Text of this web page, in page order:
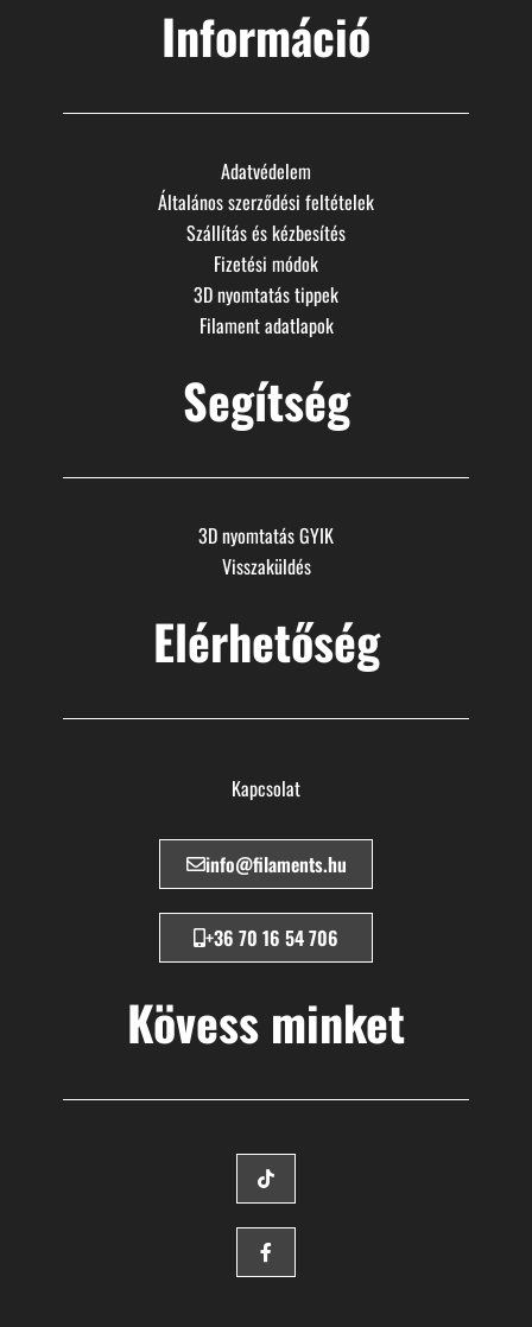
Információ
Adatvédelem
Általános szerződési feltételek
Szállítás és kézbesítés
Fizetési módok
3D nyomtatás tippek
Filament adatlapok
Segítség
3D nyomtatás GYIK
Visszaküldés
Elérhetőség
Kapcsolat
info@filaments.hu
+36 70 16 54 706
Kövess minket